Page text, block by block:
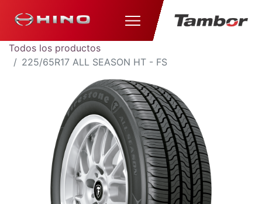
Todos los productos
225/65R17 ALL SEASON HT - FS